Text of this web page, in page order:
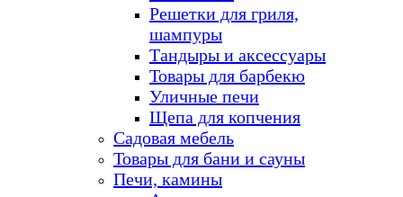
Решетки для гриля,
шампуры
Тандыры и аксессуары
Товары для барбекю
Уличные печи
Щепа для копчения
Садовая мебель
Товары для бани и сауны
Печи, камины